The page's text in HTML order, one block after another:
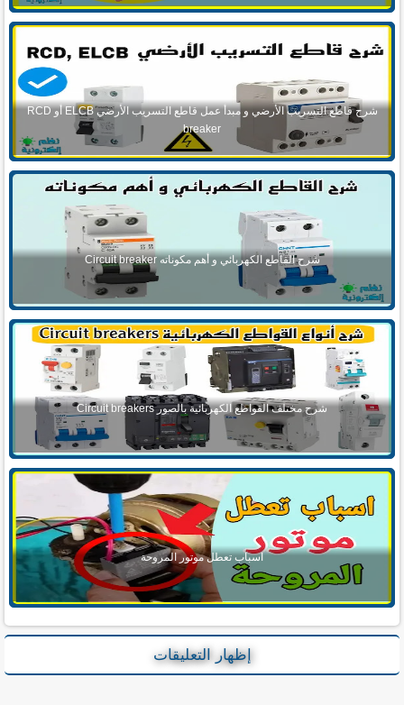
شرح قاطع التسريب الأرضي و مبدأ عمل قاطع التسريب الأرضي ELCB أو RCD
breaker
شرح القاطع الكهربائي و أهم مكوناته Circuit breaker
شرح مختلف القواطع الكهربائية بالصور Circuit breakers
اسباب تعطل موتور المروحة
إظهار التعليقات